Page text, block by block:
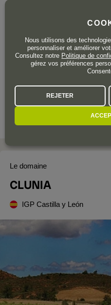
16,50 € TTC
Le domaine
CLUNIA
IGP Castilla y León
Nous utilisons des
personnaliser et améliorer
Consultez notre Politique de
gérez vos préférences
REJETER